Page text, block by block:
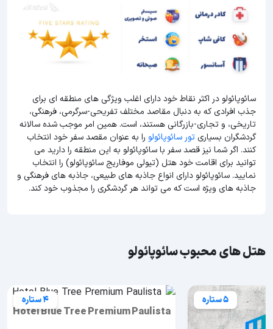
سائوپائولو در اکثر نقاط خود دارای اغلب ویژگی های منطقه ای برای
جذب افرادی که به دنبال مقاصد مختلف تفریحی-سرگرمی، فرهنگی،
تاریخی، و تجاری-بازرگانی هستند، است. همین امر موجب شده سالانه
گردشگران بسیاریتور سائوپائولو را به عنوان مقصد سفر خود انتخاب
کنند. اگر شما نیز قصد سفر با سائوپائولو به این منطقه را دارید می
توانید برای اقامت خود هتل (تیولی موفاریج سائوپائولو) را انتخاب
نمایید. سائوپائولو دارای انواع جاذبه های طبیعی، جاذبه های فرهنگی و
جاذبه های ویژه است که می تواند هر گردشگری را مجذوب خود کند.
هتل های محبوب سائوپائولو
5 ستاره 4 ستاره
Hotel Blue Tree Premium Paulista